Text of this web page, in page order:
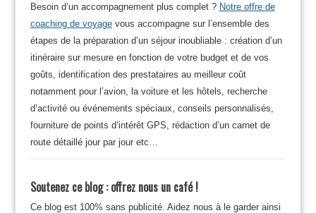
Besoin d’un accompagnement plus complet ? Notre offre de
coaching de voyagevous accompagne sur l’ensemble des
étapes de la préparation d’un séjour inoubliable : création d’un
itinéraire sur mesure en fonction de votre budget et de vos
goûts, identification des prestataires au meilleur coût
notamment pour l’avion, la voiture et les hôtels, recherche
d’activité ou événements spéciaux, conseils personnalisés,
fourniture de points d’intérêt GPS, rédaction d’un carnet de
route détaillé jour par jour etc…
Soutenez ce blog : offrez nous un café !
Ce blog est 100% sans publicité. Aidez nous à le garder ainsi